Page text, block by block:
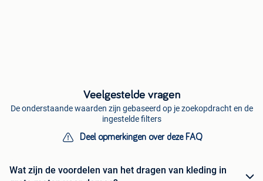
Veelgestelde vragen
De onderstaande waarden zijn gebaseerd op je zoekopdracht en de
ingestelde filters
Deel opmerkingen over deze FAQ
Wat zijn de voordelen van het dragen van kleding in